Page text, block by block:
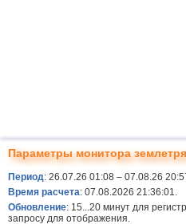
Параметры монитора
Период: 26.07.26 01:08 – 07.08.26
Время расчета: 07.08.2026 21:36:01.
Обновление: 15...20 минут для
запросу для отображения.